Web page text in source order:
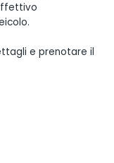
e prenotare il